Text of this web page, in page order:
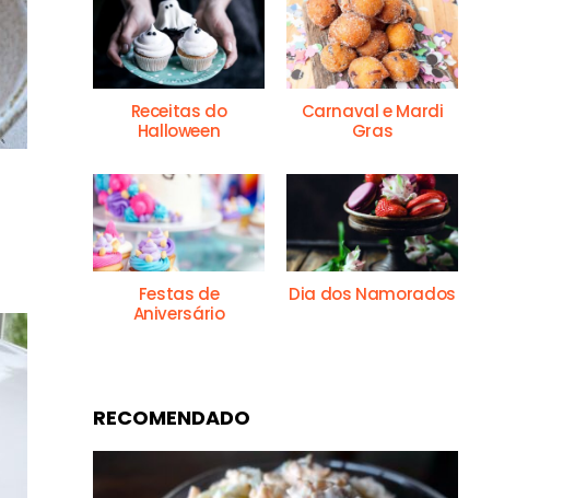
Receitas do
Halloween
Carnaval e Mardi
Gras
Festas de
Aniversário
Dia dos Namorados
RECOMENDADO